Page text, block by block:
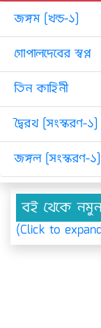
জঙ্গম [খন্ড-১]
গোপালদেবের স্বপ্ন
তিন কাহিনী
দ্বৈরথ [সংস্করণ-১]
জঙ্গল [সংস্করণ-১]
বই থেকে
(Click to